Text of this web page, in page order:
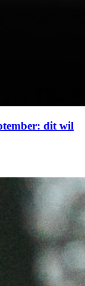
dit wil